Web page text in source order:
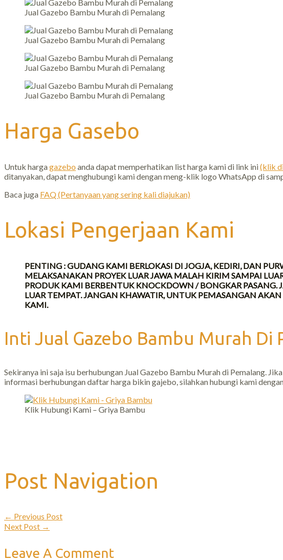
Jual Gazebo Bambu Murah di Pemalang
Jual Gazebo Bambu Murah di Pemalang
Jual Gazebo Bambu Murah di Pemalang
Jual Gazebo Bambu Murah di Pemalang
Harga Gasebo
Untuk hargagazebo anda dapat memperhatikan list harga kami di link ini(klik
ditanyakan, dapat menghubungi kami dengan meng-klik logo WhatsApp di
Baca juga FAQ (Pertanyaan yang sering kali diajukan)
Lokasi Pengerjaan Kami
PENTING : GUDANG KAMI BERLOKASI DI JOGJA, KEDIRI, DAN
MELAKSANAKAN PROYEK LUAR JAWA MALAH KIRIM SAMPAI
PRODUK KAMI BERBENTUK KNOCKDOWN / BONGKAR
LUAR TEMPAT. JANGAN KHAWATIR, UNTUK PEMASANGAN AKAN
KAMI.
Inti Jual Gazebo Bambu Murah Di
Sekiranya ini saja isu berhubungan Jual Gazebo Bambu Murah di Pemalang.
informasi berhubungan daftar harga bikin gajebo, silahkan hubungi kami
Klik Hubungi Kami – Griya Bambu
Post Navigation
← Previous Post
Next Post →
Leave A Comment